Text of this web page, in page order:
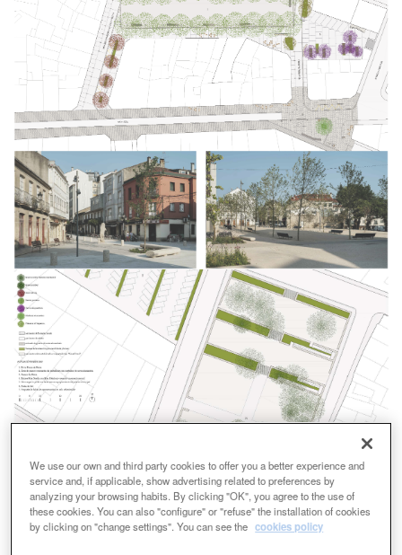
We use our own and third party cookies to offer you a better experience and
service and, if applicable, show advertising related to preferences by
analyzing your browsing habits. By clicking "OK", you agree to the use of
these cookies. You can also "configure" or "refuse" the installation of cookies
by clicking on "change settings". You can see the cookies policy